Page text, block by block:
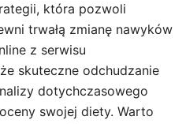
która pozwoli
trwałą zmianę nawyków
z serwisu
skuteczne odchudzanie
dotychczasowego
swojej diety. Warto